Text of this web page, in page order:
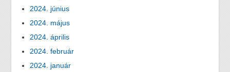
2024. június
2024. május
2024. április
2024. február
2024. január